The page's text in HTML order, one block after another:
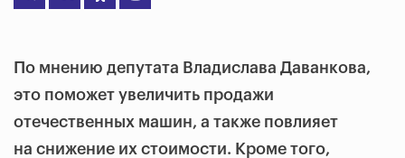
По мнению депутата Владислава Даванкова,
это поможет увеличить продажи
отечественных машин, а также повлияет
на снижение их стоимости. Кроме того,